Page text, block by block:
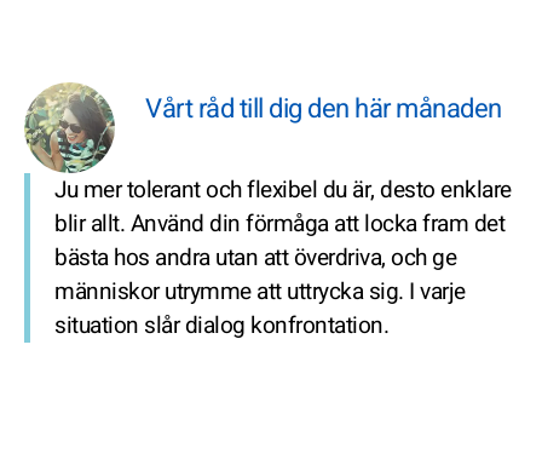
Vårt råd till dig den här månaden
Ju mer tolerant och flexibel du är, desto enklare
blir allt. Använd din förmåga att locka fram det
bästa hos andra utan att överdriva, och ge
människor utrymme att uttrycka sig. I varje
situation slår dialog konfrontation.